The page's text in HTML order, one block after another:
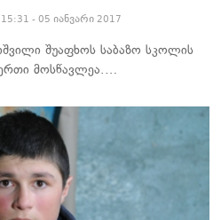
- 05 იანვარი 2017
შუაფხოს საბაზო სკოლის
მოსწავლეა.…